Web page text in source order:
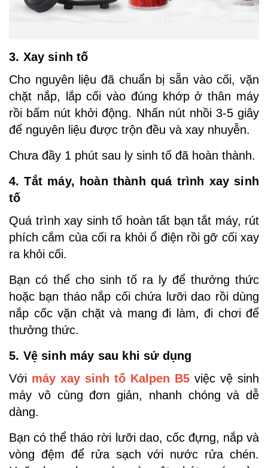
3. Xay sinh tố
Cho nguyên liệu đã chuẩn bị sẵn vào cối, vặn
chặt nắp, lắp cối vào đúng khớp ở thân máy
rồi bấm nút khởi động. Nhấn nút nhồi 3-5 giây
để nguyên liệu được trộn đều và xay nhuyễn.
Chưa đầy 1 phút sau ly sinh tố đã hoàn thành.
4. Tắt máy, hoàn thành quá trình xay sinh
tố
Quá trình xay sinh tố hoàn tất bạn tắt máy, rút
phích cắm của cối ra khỏi ổ điện rồi gỡ cối xay
ra khỏi cối.
Bạn có thể cho sinh tố ra ly để thưởng thức
hoặc bạn tháo nắp cối chứa lưỡi dao rồi dùng
nắp cốc vặn chặt và mang đi làm, đi chơi để
thưởng thức.
5. Vệ sinh máy sau khi sử dụng
Với máy xay sinh tố Kalpen B5 việc vệ sinh
máy vô cùng đơn giản, nhanh chóng và dễ
dàng.
Bạn có thể tháo rời lưỡi dao, cốc đựng, nắp và
vòng đệm để rửa sạch với nước rửa chén.